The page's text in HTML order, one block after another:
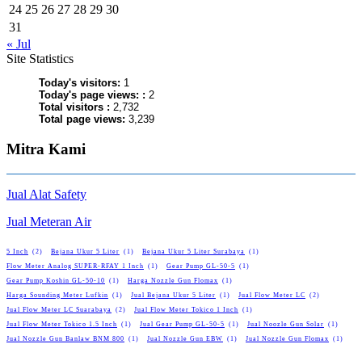
24 25 26 27 28 29 30
31
« Jul
Site Statistics
Today's visitors: 1
Today's page views: : 2
Total visitors : 2,732
Total page views: 3,239
Mitra Kami
Jual Alat Safety
Jual Meteran Air
5 Inch (2) Bejana Ukur 5 Liter (1) Bejana Ukur 5 Liter Surabaya
(1)
Flow Meter Analog SUPER-RFAY 1 Inch
(1) Gear Pump GL-50-5
(1)
Gear Pump Koshin GL-50-10
(1) Harga Nozzle Gun Flomax
(1)
Harga Sounding Meter Lufkin
(1) Jual Bejana Ukur 5 Liter (1) Jual Flow Meter LC
(2)
Jual Flow Meter LC Suarabaya
(2) Jual Flow Meter Tokico 1 Inch
(1)
Jual Flow Meter Tokico 1.5 Inch
(1) Jual Gear Pump GL-50-5 (1) Jual Noozle Gun Solar
(1)
Jual Nozzle Gun Banlaw BNM 800
(1) Jual Nozzle Gun EBW (1) Jual Nozzle Gun Flomax (1)